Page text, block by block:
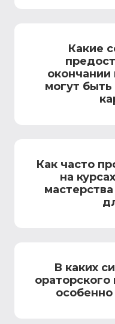
Какие
окончании
могут
Как часто
на
В каких
ораторского